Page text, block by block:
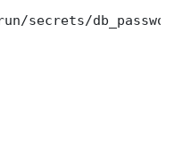
/run/secrets/